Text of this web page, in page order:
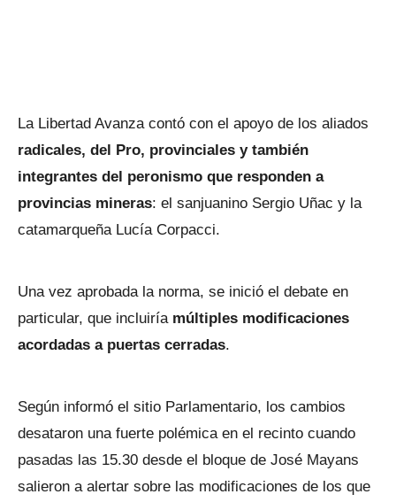
La Libertad Avanza contó con el apoyo de los aliados
radicales, del Pro, provinciales y también
integrantes del peronismo que responden a
provincias mineras: el sanjuanino Sergio Uñac y la
catamarqueña Lucía Corpacci.
Una vez aprobada la norma, se inició el debate en
particular, que incluiría múltiples modificaciones
acordadas a puertas cerradas.
Según informó el sitio Parlamentario, los cambios
desataron una fuerte polémica en el recinto cuando
pasadas las 15.30 desde el bloque de José Mayans
salieron a alertar sobre las modificaciones de los que